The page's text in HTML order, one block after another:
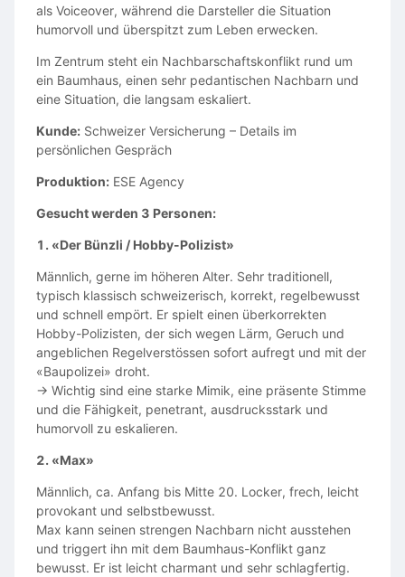
als Voiceover, während die Darsteller die Situation
humorvoll und überspitzt zum Leben erwecken.
Im Zentrum steht ein Nachbarschaftskonflikt rund um
ein Baumhaus, einen sehr pedantischen Nachbarn und
eine Situation, die langsam eskaliert.
Kunde: Schweizer Versicherung – Details im
persönlichen Gespräch
Produktion: ESE Agency
Gesucht werden 3 Personen:
1. «Der Bünzli / Hobby-Polizist»
Männlich, gerne im höheren Alter. Sehr traditionell,
typisch klassisch schweizerisch, korrekt, regelbewusst
und schnell empört. Er spielt einen überkorrekten
Hobby-Polizisten, der sich wegen Lärm, Geruch und
angeblichen Regelverstössen sofort aufregt und mit der
«Baupolizei» droht.
→ Wichtig sind eine starke Mimik, eine präsente Stimme
und die Fähigkeit, penetrant, ausdrucksstark und
humorvoll zu eskalieren.
2. «Max»
Männlich, ca. Anfang bis Mitte 20. Locker, frech, leicht
provokant und selbstbewusst.
Max kann seinen strengen Nachbarn nicht ausstehen
und triggert ihn mit dem Baumhaus-Konflikt ganz
bewusst. Er ist leicht charmant und sehr schlagfertig.